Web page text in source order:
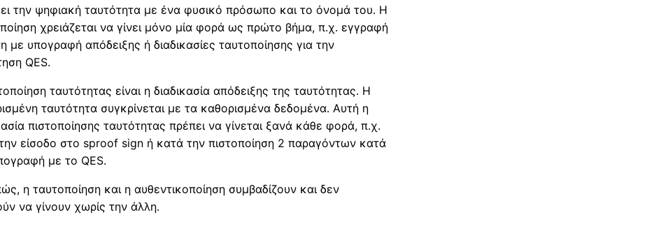
την ψηφιακή ταυτότητα με ένα φυσικό πρόσωπο και το όνομά του. Η
χρειάζεται να γίνει μόνο μία φορά ως πρώτο βήμα, π.χ. εγγραφή
με υπογραφή απόδειξης ή διαδικασίες ταυτοποίησης για την
QES.
ταυτότητας είναι η διαδικασία απόδειξης της ταυτότητας. Η
ταυτότητα συγκρίνεται με τα καθορισμένα δεδομένα. Αυτή η
πιστοποίησης ταυτότητας πρέπει να γίνεται ξανά κάθε φορά, π.χ.
είσοδο στο sproof sign ή κατά την πιστοποίηση 2 παραγόντων κατά
με το QES.
η ταυτοποίηση και η αυθεντικοποίηση συμβαδίζουν και δεν
να γίνουν χωρίς την άλλη.